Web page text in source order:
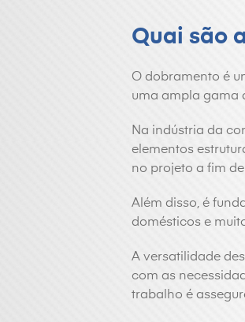
Quai são
O dobramento é
uma ampla gama
Na indústria da
elementos
no projeto a fim
Além disso, é
domésticos e
A versatilidade
com as
trabalho é